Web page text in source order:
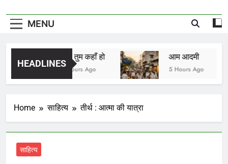
MENU
HEADLINES
मीरा तुम कहाँ हो
4 Hours Ago
आम आदमी
5 Hours Ago
Home साहित्य तीर्थ : आत्मा की यात्रा
साहित्य